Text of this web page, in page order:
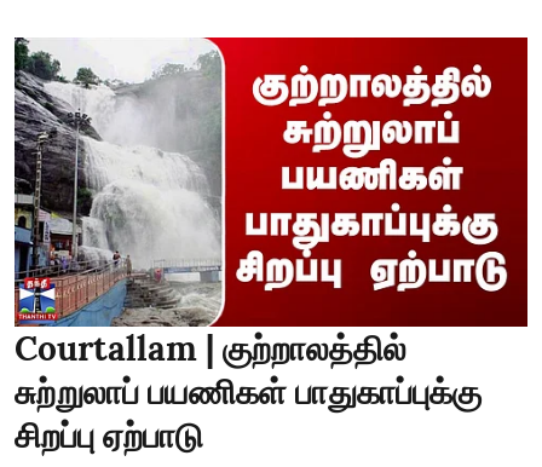
Courtallam | குற்றாலத்தில்
சுற்றுலாப் பயணிகள் பாதுகாப்புக்கு
சிறப்பு ஏற்பாடு